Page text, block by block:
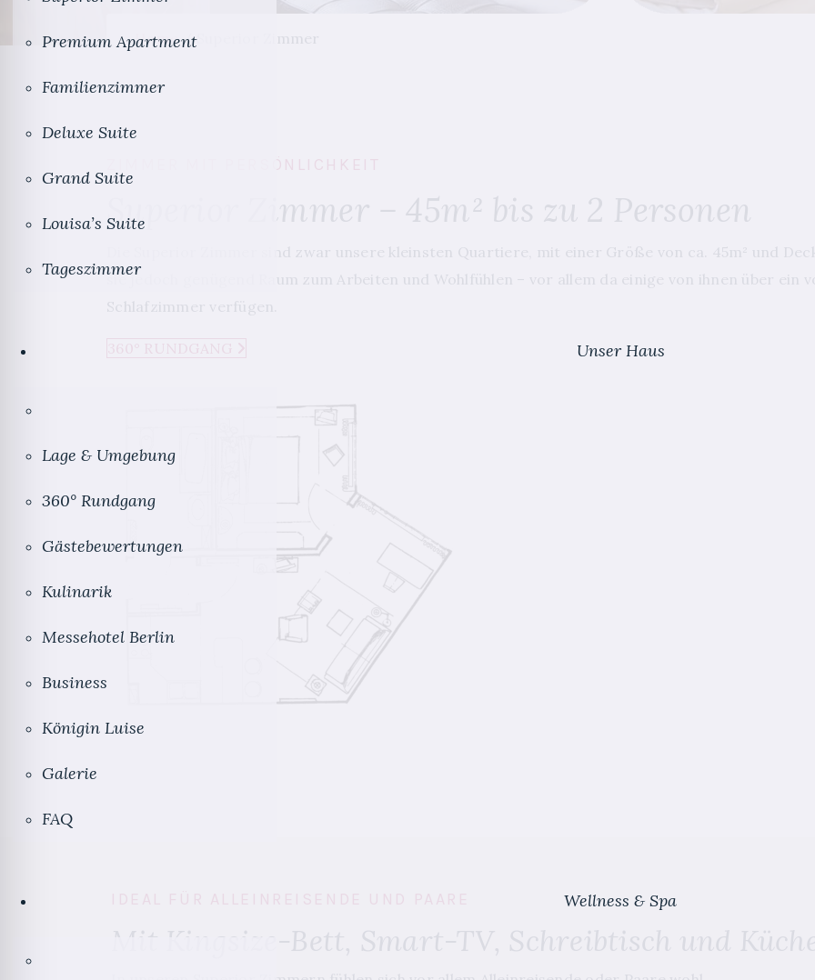
Premium Apartment
Familienzimmer
Deluxe Suite
Grand Suite
Louisa’s Suite
Tageszimmer
Unser Haus
Lage & Umgebung
360° Rundgang
Gästebewertungen
Kulinarik
Messehotel Berlin
Business
Königin Luise
Galerie
FAQ
Wellness & Spa
Home/ Superior Zimmer
Superior Zimmer – 45m² bis zu 2 Personen
sie jedoch genügend Raum zum Arbeiten und Wohlfühlen – vor allem da einige von ihnen über ein